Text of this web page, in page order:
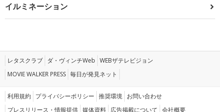
イルミネーション
レタスクラブ ダ・ヴィンチWeb WEBザテレビジョン
MOVIE WALKER PRESS 毎日が発見ネット
利用規約 プライバシーポリシー 推奨環境 お問い合わせ
プレスリリース・情報提供 媒体資料 広告掲載について 会社概要